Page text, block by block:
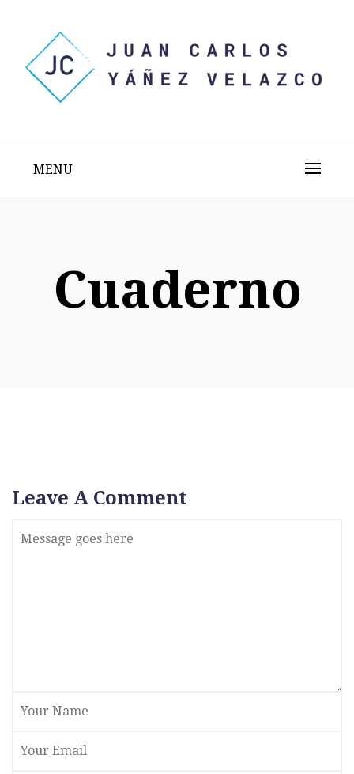
content
MENU
Cuaderno
Leave A Comment